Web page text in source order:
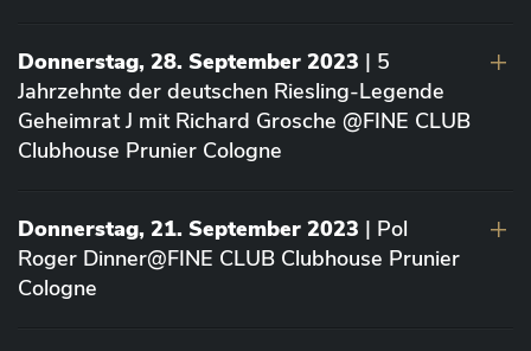
Donnerstag, 28. September 2023 | 5
Jahrzehnte der deutschen Riesling-Legende
Geheimrat J mit Richard Grosche @FINE CLUB
Clubhouse Prunier Cologne
Donnerstag, 21. September 2023 | Pol
Roger Dinner@FINE CLUB Clubhouse Prunier
Cologne